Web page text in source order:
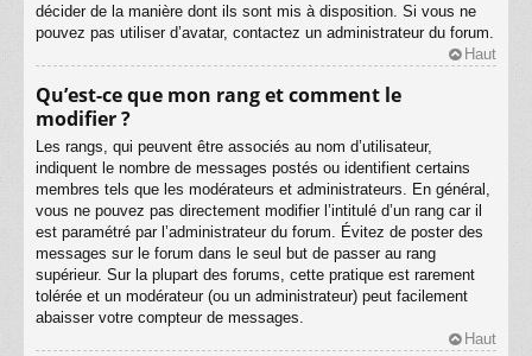
décider de la manière dont ils sont mis à disposition. Si vous ne
pouvez pas utiliser d’avatar, contactez un administrateur du forum.
Haut
Qu’est-ce que mon rang et comment le
modifier ?
Les rangs, qui peuvent être associés au nom d’utilisateur,
indiquent le nombre de messages postés ou identifient certains
membres tels que les modérateurs et administrateurs. En général,
vous ne pouvez pas directement modifier l’intitulé d’un rang car il
est paramétré par l’administrateur du forum. Évitez de poster des
messages sur le forum dans le seul but de passer au rang
supérieur. Sur la plupart des forums, cette pratique est rarement
tolérée et un modérateur (ou un administrateur) peut facilement
abaisser votre compteur de messages.
Haut